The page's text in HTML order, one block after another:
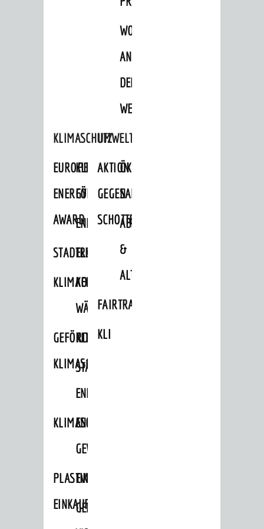
WOHNBEBAUUNG
AN
DER
WEINBERGSTRASSE
KLIMASCHUTZ
EUROPEAN
ENERGY
AWARD
KLIMASCHUTZ-
FÖRDERPROGRAMME
ENERGIEBERATUNG
STADTRADELN
ELEKTROMOBILITÄTSBERATUNG
KLIMAFITKOMMUNALE
WÄRMEPLANUNG
GEFÖRDERTE
KLIMASCHUTZMASSNAHMEN
KLIMASCHUTZKONZEPT
STÄDTISCHES
ENERGIEMANAGEMENT
KLIMASCHUTZKOMMISSION
ENERGIEKARAWANE
GEWERBE
PLASTIKTÜTENFREIE
EINKAUFSSTADT
EVENTS
GEMEINSAME
UMWELTSCHUTZ
AKTION
GEGEN
SCHOTTERGÄRTEN
ÖKOLOGISCHE
SANIERUNG/WAIDSEE
ABFALL
&
ALTLASTEN
FAIRTRADE
KLEIDERTAUSCHBÖRSE
Stadtmarketing / Einzelhandel
© Stadt Weinheim 2026
Einstellungen